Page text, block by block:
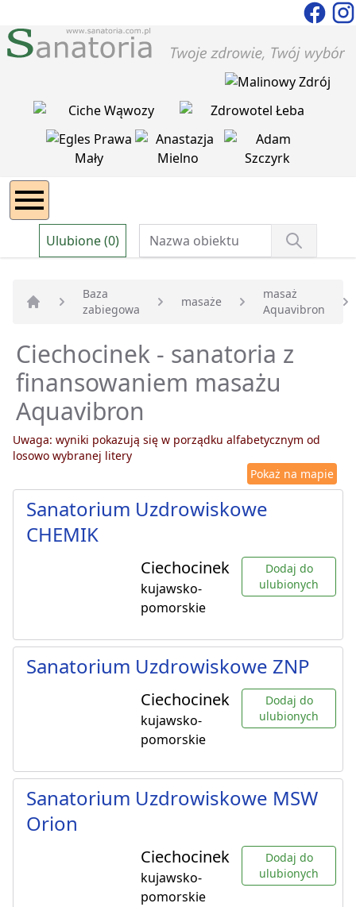
Ulubione (0)
Strona główna
Baza
zabiegowa
masaże
masaż
Aquavibron
Ciechocinek - sanatoria z
finansowaniem masażu
Aquavibron
Uwaga: wyniki pokazują się w porządku alfabetycznym od
losowo wybranej litery
Pokaż na mapie
Sanatorium Uzdrowiskowe
CHEMIK
Ciechocinek
kujawsko-
pomorskie
Dodaj do
ulubionych
Sanatorium Uzdrowiskowe ZNP
Ciechocinek
kujawsko-
pomorskie
Dodaj do
ulubionych
Sanatorium Uzdrowiskowe MSW
Orion
Ciechocinek
kujawsko-
pomorskie
Dodaj do
ulubionych